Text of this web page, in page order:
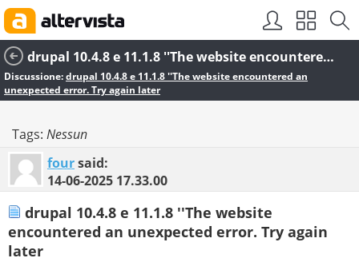
drupal 10.4.8 e 11.1.8 ''The website encountered an unexpected error. Try again later
Discussione:drupal 10.4.8 e 11.1.8 ''The website encountered an
unexpected error. Try again later
Tags: Nessun
foursaid:
14-06-2025 17.33.00
drupal 10.4.8 e 11.1.8 ''The website
encountered an unexpected error. Try again
later